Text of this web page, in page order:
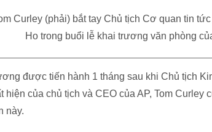
Curley (phải) bắt tay Chủ tịch Cơ quan tin
Ho trong buổi lễ khai trương văn phòng
được tiến hành 1 tháng sau khi Chủ tịch
hiện của chủ tịch và CEO của AP, Tom Curley
này.